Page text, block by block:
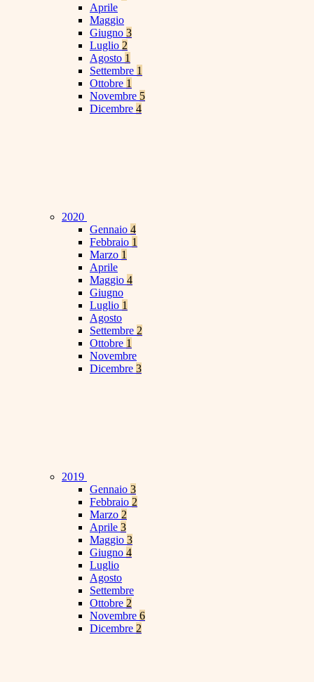
Aprile
Maggio
Giugno 3
Luglio 2
Agosto 1
Settembre 1
Ottobre 1
Novembre 5
Dicembre 4
2020
Gennaio 4
Febbraio 1
Marzo 1
Aprile
Maggio 4
Giugno
Luglio 1
Agosto
Settembre 2
Ottobre 1
Novembre
Dicembre 3
2019
Gennaio 3
Febbraio 2
Marzo 2
Aprile 3
Maggio 3
Giugno 4
Luglio
Agosto
Settembre
Ottobre 2
Novembre 6
Dicembre 2